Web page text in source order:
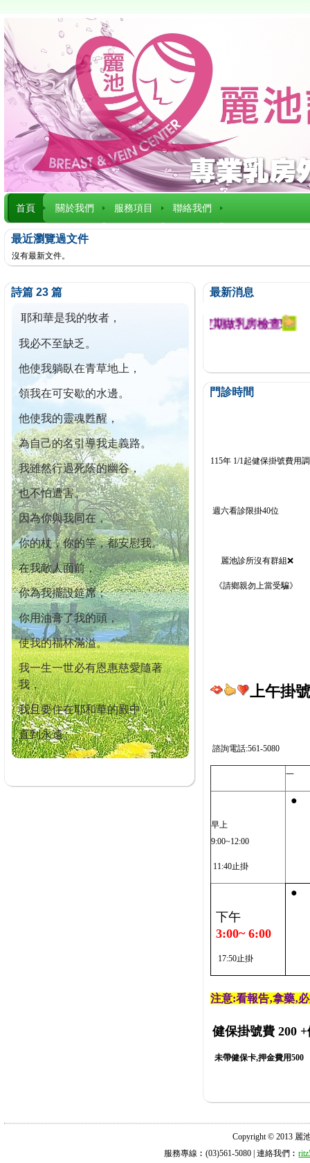
首頁 關於我們 服務項目 聯絡我們
最近瀏覽過文件
沒有最新文件。
詩篇 23 篇
耶和華是我的牧者，
我必不至缺乏。
他使我躺臥在青草地上，
領我在可安歇的水邊。
他使我的靈魂甦醒，
為自己的名引導我走義路。
我雖然行過死蔭的幽谷，
也不怕遭害。
因為你與我同在，
你的杖，你的竿，都安慰我。
在我敵人面前，
你為我擺設筵席；
你用油膏了我的頭，
使我的福杯滿溢。
我一生一世必有恩惠慈愛隨著
我，
我且要住在耶和華的殿中，
直到永遠。
最新消息
今已篩檢出1700位乳癌患者,提醒您定期做乳房檢查!
門診時間
115年 1/1起健保掛號費用
週六看診限掛40位
麗池診所沒有群組❌
《請鄉親勿上當受騙》
上午掛
諮詢電話:561-5080
一
早上
9:00~12:00
11:40止掛
●
下午
3:00~ 6:00
17:50止掛
●
注意:看報告‚拿藥‚
健保掛號費 200 +
未帶健保卡,押金費用500
Copyright © 2013 麗
服務專線︰(03)561-5080 | 連絡我們︰